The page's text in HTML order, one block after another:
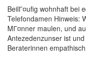
BeilГ¤ufig wohnhaft bei
Telefondamen Hinweis:
MГ¤nner maulen, und
Antezedenzunser ist
Beraterinnen